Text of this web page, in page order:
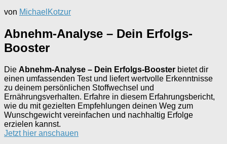
von MichaelKotzur
Abnehm-Analyse – Dein Erfolgs-
Booster
Die Abnehm-Analyse – Dein Erfolgs-Booster bietet dir
einen umfassenden Test und liefert wertvolle Erkenntnisse
zu deinem persönlichen Stoffwechsel und
Ernährungsverhalten. Erfahre in diesem Erfahrungsbericht,
wie du mit gezielten Empfehlungen deinen Weg zum
Wunschgewicht vereinfachen und nachhaltig Erfolge
erzielen kannst.
Jetzt hier anschauen